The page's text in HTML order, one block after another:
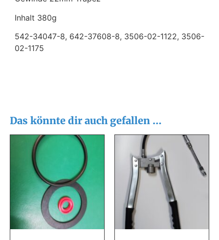
Inhalt 380g
542-34047-8, 642-37608-8, 3506-02-1122, 3506-
02-1175
Das könnte dir auch gefallen …